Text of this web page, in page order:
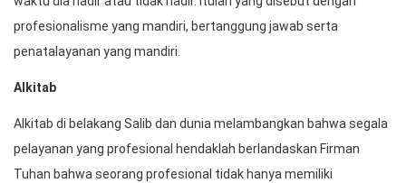
profesionalisme yang mandiri, bertanggung jawab serta
penatalayanan yang mandiri.
Alkitab
Alkitab di belakang Salib dan dunia melambangkan bahwa segala
pelayanan yang profesional hendaklah berlandaskan Firman
Tuhan bahwa seorang profesional tidak hanya memiliki